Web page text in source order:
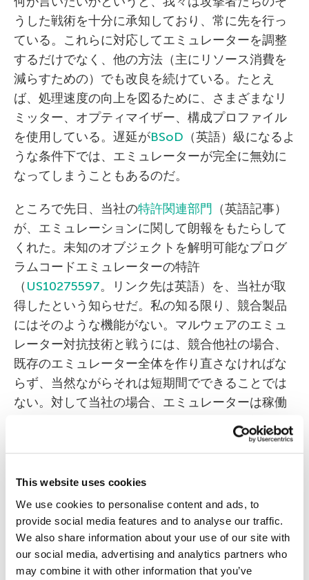
This website uses cookies
We use cookies to personalise content and ads, to
provide social media features and to analyse our traffic.
We also share information about your use of our site with
our social media, advertising and analytics partners who
may combine it with other information that you’ve
うした戦術を十分に承知しており、常に先を行っ
ている。これらに対応してエミュレーターを調整
するだけでなく、他の方法（主にリソース消費を
減らすための）でも改良を続けている。たとえ
ば、処理速度の向上を図るために、さまざまなリ
ミッター、オプティマイザー、構成プロファイル
を使用している。遅延がBSoD （英語）級になるよ
うな条件下では、エミュレーターが完全に無効に
なってしまうこともあるのだ。
ところで先日、当社の特許関連部門
（英語記事）
が、エミュレーションに関して朗報をもたらして
くれた。未知のオブジェクトを解明可能なプログ
ラムコードエミュレーターの特許
（ US10275597。リンク先は英語）を、当社が取
得したという知らせだ。私の知る限り、競合製品
にはそのような機能がない。マルウェアのエミュ
レーター対抗技術と戦うには、競合他社の場合、
既存のエミュレーター全体を作り直さなければな
らず、当然ながらそれは短期間でできることでは
ない。対して当社の場合、エミュレーターは稼働
したままでローカルなデータベースから更新でき
るようになっている。実に有益な機能だ。知識は
みで利用者の皆さんのセキュリティを保っている
のか、お伝えしたいと思った次第だ。
今では、マシンコードではなくソースコードで直
接配布されるファイルもある。そうしたファイル
をコンピューターで実行するには、インタープリ